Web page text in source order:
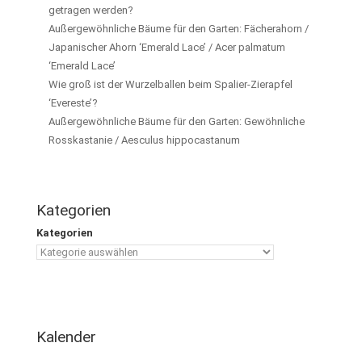
getragen werden?
Außergewöhnliche Bäume für den Garten: Fächerahorn /
Japanischer Ahorn ‘Emerald Lace’ / Acer palmatum
‘Emerald Lace’
Wie groß ist der Wurzelballen beim Spalier-Zierapfel
‘Evereste’?
Außergewöhnliche Bäume für den Garten: Gewöhnliche
Rosskastanie / Aesculus hippocastanum
Kategorien
Kategorien
Kalender